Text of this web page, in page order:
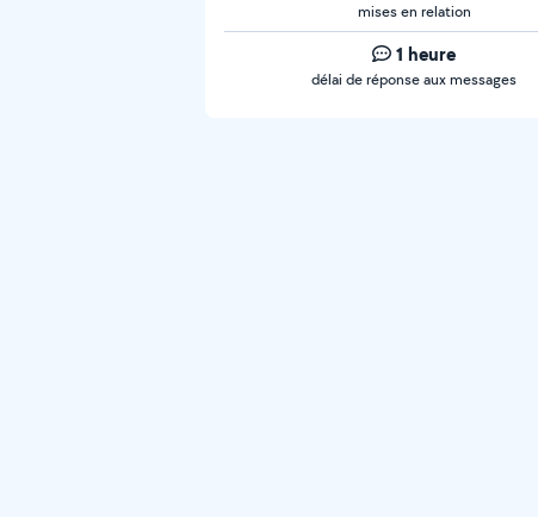
mises en relation
1 heure
délai de réponse aux messages